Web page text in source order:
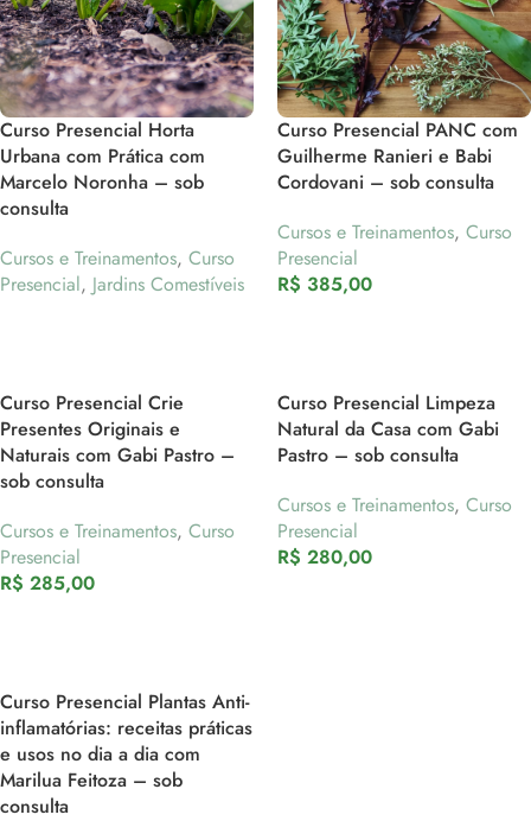
Curso Presencial Horta
Urbana com Prática com
Marcelo Noronha – sob
consulta
Cursos e Treinamentos, Curso
Presencial, Jardins Comestíveis
Curso Presencial PANC com
Guilherme Ranieri e Babi
Cordovani – sob consulta
Cursos e Treinamentos, Curso
Presencial
R$ 385,00
Curso Presencial Crie
Presentes Originais e
Naturais com Gabi Pastro –
sob consulta
Cursos e Treinamentos, Curso
Presencial
R$ 285,00
Curso Presencial Limpeza
Natural da Casa com Gabi
Pastro – sob consulta
Cursos e Treinamentos, Curso
Presencial
R$ 280,00
Curso Presencial Plantas Anti-
inflamatórias: receitas práticas
e usos no dia a dia com
Marilua Feitoza – sob
consulta